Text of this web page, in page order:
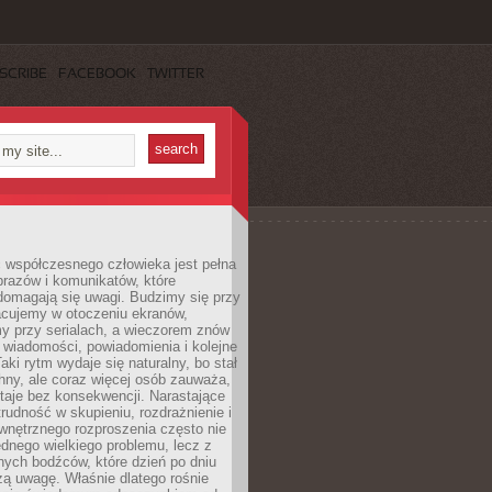
FACEBOOK TWITTER
człowieka jest pełna
i komunikatów, które
się uwagi. Budzimy się przy
w otoczeniu ekranów,
przy serialach, a wieczorem znów
powiadomienia i kolejne
rytm wydaje się naturalny, bo stał
ale coraz więcej osób zauważa,
bez konsekwencji. Narastające
w skupieniu, rozdrażnienie i
rozproszenia często nie
wielkiego problemu, lecz z
bodźców, które dzień po dniu
uwagę. Właśnie dlatego rośnie